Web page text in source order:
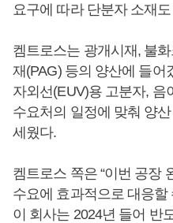
요구에 따라 단분자 소재
켐트로스는 광개시재, 불
재(PAG) 등의 양산에 들어
자외선(EUV)용 고분자, 음
수요처의 일정에 맞춰 양
세웠다.
켐트로스 쪽은 “이번 공장
수요에 효과적으로 대응할
이 회사는 2024년 들어 반